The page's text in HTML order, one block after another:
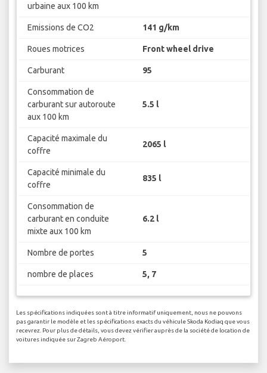
urbaine aux 100 km
Emissions de CO2 141 g/km
Roues motrices Front wheel drive
Carburant 95
Consommation de
carburant sur autoroute
aux 100 km
5.5 l
Capacité maximale du
coffre
2065 l
Capacité minimale du
coffre
835 l
Consommation de
carburant en conduite
mixte aux 100 km
6.2 l
Nombre de portes 5
nombre de places 5, 7
Les spécifications indiquées sont à titre informatif uniquement, nous ne pouvons
pas garantir le modèle et les spécifications exacts du véhicule Skoda Kodiaq que vous
recevrez. Pour plus de détails, vous devez vérifier auprès de la société de location de
voitures indiquée sur Zagreb Aéroport.